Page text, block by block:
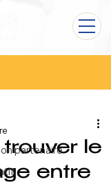
partenaire
le
entre